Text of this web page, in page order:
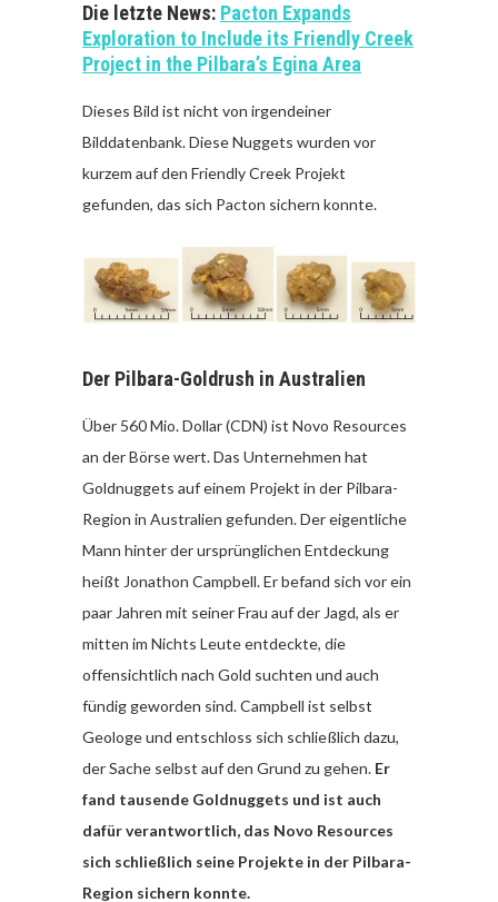
Die letzte News: Pacton Expands
Exploration to Include its Friendly Creek
Project in the Pilbara’s Egina Area
Dieses Bild ist nicht von irgendeiner
Bilddatenbank. Diese Nuggets wurden vor
kurzem auf den Friendly Creek Projekt
gefunden, das sich Pacton sichern konnte.
Der Pilbara-Goldrush in Australien
Über 560 Mio. Dollar (CDN) ist Novo Resources
an der Börse wert. Das Unternehmen hat
Goldnuggets auf einem Projekt in der Pilbara-
Region in Australien gefunden. Der eigentliche
Mann hinter der ursprünglichen Entdeckung
heißt Jonathon Campbell. Er befand sich vor ein
paar Jahren mit seiner Frau auf der Jagd, als er
mitten im Nichts Leute entdeckte, die
offensichtlich nach Gold suchten und auch
fündig geworden sind. Campbell ist selbst
Geologe und entschloss sich schließlich dazu,
der Sache selbst auf den Grund zu gehen. Er
fand tausende Goldnuggets und ist auch
dafür verantwortlich, das Novo Resources
sich schließlich seine Projekte in der Pilbara-
Region sichern konnte.